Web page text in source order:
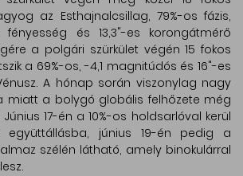
az Esthajnalcsillag, 79%-os fázis,
és 13,3"-es korongátmérő
a polgári szürkület végén 15 fokos
a 69%-os, -4,1 magnitúdós és 16"-es
A hónap során viszonylag nagy
miatt a bolygó globális felhőzete még
17-én a 10%-os holdsarlóval kerül
együttállásba, június 19-én pedig a
szélén látható, amely binokulárral